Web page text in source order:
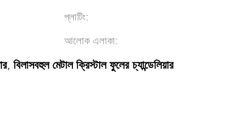
প্লাটিং:
আলোক এলাকা:
, বিলাসবহুল মেটাল ক্রিস্টাল ফুলের চ্যান্ডেলিয়ার